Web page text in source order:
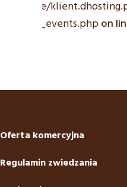
/home/
mwp_events.phpon
Oferta komercyjna
Regulamin zwiedzania